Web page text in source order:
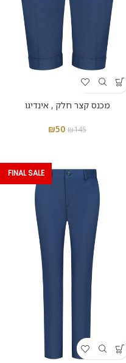
מכנס קצר חלק , אינדיגו
₪145
₪50
FINAL SALE